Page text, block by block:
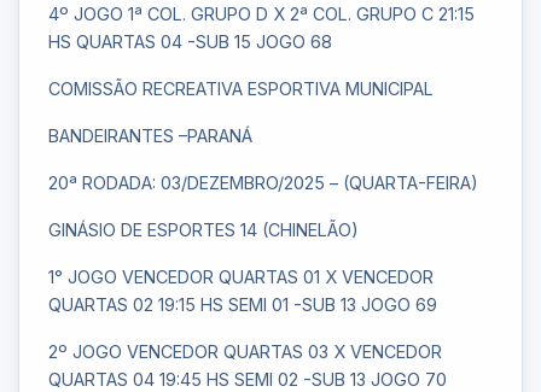
4º JOGO 1ª COL. GRUPO D X 2ª COL. GRUPO C 21:15
HS QUARTAS 04 -SUB 15 JOGO 68
COMISSÃO RECREATIVA ESPORTIVA MUNICIPAL
BANDEIRANTES –PARANÁ
20ª RODADA: 03/DEZEMBRO/2025 – (QUARTA-FEIRA)
GINÁSIO DE ESPORTES 14 (CHINELÃO)
1° JOGO VENCEDOR QUARTAS 01 X VENCEDOR
QUARTAS 02 19:15 HS SEMI 01 -SUB 13 JOGO 69
2º JOGO VENCEDOR QUARTAS 03 X VENCEDOR
QUARTAS 04 19:45 HS SEMI 02 -SUB 13 JOGO 70